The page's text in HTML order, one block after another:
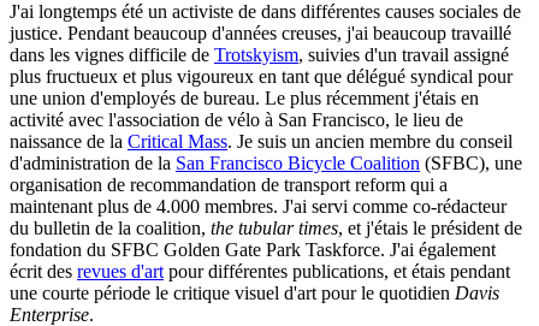
J'ai longtemps été un activiste de dans différentes causes sociales de
justice. Pendant beaucoup d'années creuses, j'ai beaucoup travaillé
dans les vignes difficile de Trotskyism, suivies d'un travail assigné
plus fructueux et plus vigoureux en tant que délégué syndical pour
une union d'employés de bureau. Le plus récemment j'étais en
activité avec l'association de vélo à San Francisco, le lieu de
naissance de la Critical Mass. Je suis un ancien membre du conseil
d'administration de la San Francisco Bicycle Coalition (SFBC), une
organisation de recommandation de transport reform qui a
maintenant plus de 4.000 membres. J'ai servi comme co-rédacteur
du bulletin de la coalition, the tubular times, et j'étais le président de
fondation du SFBC Golden Gate Park Taskforce. J'ai également
écrit des revues d'art pour différentes publications, et étais pendant
une courte période le critique visuel d'art pour le quotidien Davis
Enterprise.